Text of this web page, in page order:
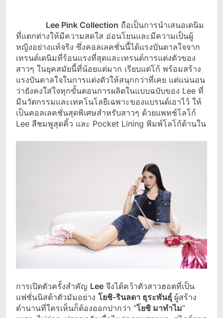
Lee Pink Collection ถือเป็นการนำเสนอเดนิม
ที่แตกต่างให้มีความสดใส อ่อนโยนและมีความเป็นผู้
หญิงอย่างแท้จริง ซึ่งคอลเลคชั่นนี้ได้แรงบันดาลใจจาก
เทรนด์เดนิมที่ร้อนแรงที่สุดและเทรนด์การแต่งตัวของ
สาวๆ ในยุคสมัยนี้ที่น้อยแต่มาก เรียบแต่โก้ พร้อมสร้าง
แรงบันดาลใจในการแต่งตัวให้สนุกกว่าที่เคย แต่แน่นอน
ว่ายังคงใส่ใจทุกขั้นตอนการผลิตในแบบฉบับของ Lee ที่
มีนวัตกรรมและเทคโนโลยีเฉพาะของแบรนด์เอาไว้ ให้
เป็นคอลเลคชั่นสุดพิเศษสำหรับสาวๆ ด้วยแพทช์โลโก้
Lee สีชมพูสุดคิ้ว และ Pocket Lining พิมพ์โลโก้ด้านใน
การเปิดตัวครั้งสำคัญ Lee จึงได้คว้าตัวสาวฮอตที่เป็น
แฟชั่นนิสต้าตัวมัมอย่าง โยชิ-รินลดา ธุระพันธุ์ ผู้สร้าง
ตำนานที่ใครเห็นก็ต้องออกปากว่า “โยชิ มาทำไม”